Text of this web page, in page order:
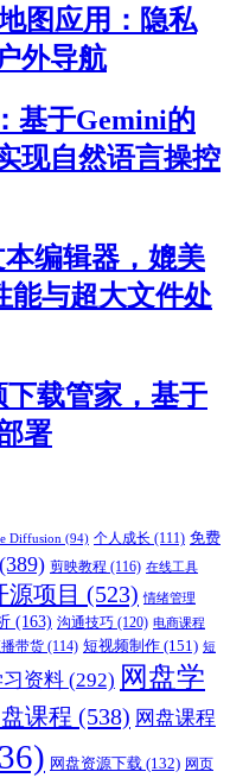
图应用：隐私
外导航
基于Gemini的
现自然语言操控
编辑器，媲美
能与超大文件处
载管家，基于
署
Diffusion (94) 个人成长 (111) 免费
(389) 剪映教程 (116) 在线工具
源项目 (523) 情绪管理
(163) 沟通技巧 (120) 电商课程
带货 (114) 短视频制作 (151) 短
资料 (292) 网盘学
课程 (538) 网盘课程
网盘资源下载 (132) 网页